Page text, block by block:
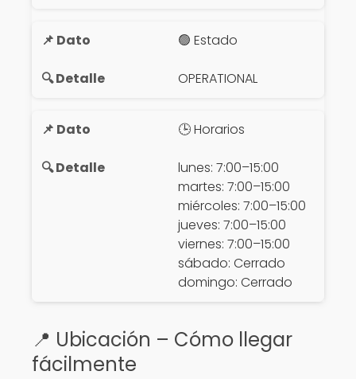
🟢 Estado
OPERATIONAL
🕒 Horarios
lunes: 7:00–15:00
martes: 7:00–15:00
miércoles: 7:00–15:00
jueves: 7:00–15:00
viernes: 7:00–15:00
sábado: Cerrado
domingo: Cerrado
📍 Ubicación – Cómo llegar
fácilmente